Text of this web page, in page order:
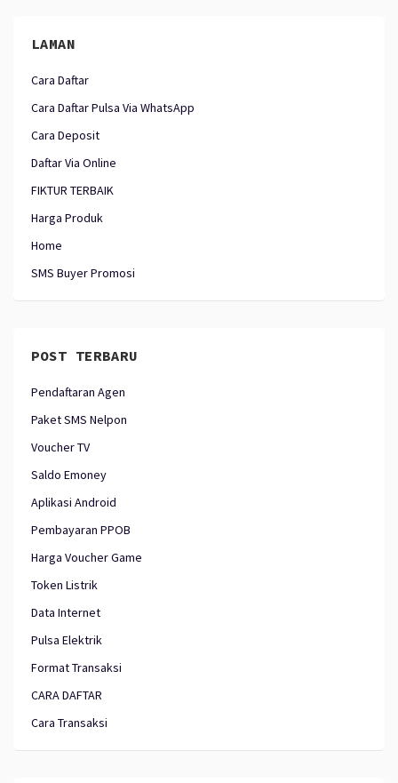
LAMAN
Cara Daftar
Cara Daftar Pulsa Via WhatsApp
Cara Deposit
Daftar Via Online
FIKTUR TERBAIK
Harga Produk
Home
SMS Buyer Promosi
POST TERBARU
Pendaftaran Agen
Paket SMS Nelpon
Voucher TV
Saldo Emoney
Aplikasi Android
Pembayaran PPOB
Harga Voucher Game
Token Listrik
Data Internet
Pulsa Elektrik
Format Transaksi
CARA DAFTAR
Cara Transaksi